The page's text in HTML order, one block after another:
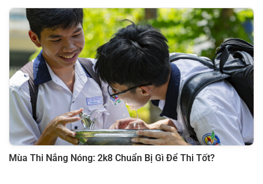
Mùa Thi Nắng Nóng: 2k8 Chuẩn Bị Gì Để Thi Tốt?